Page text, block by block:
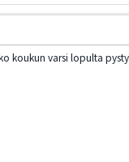
varsi lopulta